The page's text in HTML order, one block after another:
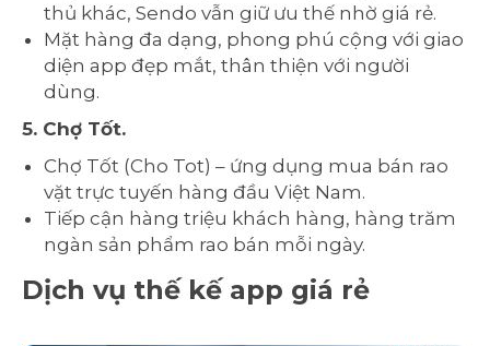
thủ khác, Sendo vẫn giữ ưu thế nhờ giá rẻ.
Mặt hàng đa dạng, phong phú cộng với giao
diện app đẹp mắt, thân thiện với người
dùng.
5. Chợ Tốt.
Chợ Tốt (Cho Tot) – ứng dụng mua bán rao
vặt trực tuyến hàng đầu Việt Nam.
Tiếp cận hàng triệu khách hàng, hàng trăm
ngàn sản phẩm rao bán mỗi ngày.
Dịch vụ thế kế app giá rẻ